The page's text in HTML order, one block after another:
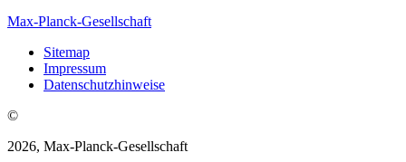
Max-Planck-Gesellschaft
Sitemap
Impressum
Datenschutzhinweise
©
2026, Max-Planck-Gesellschaft